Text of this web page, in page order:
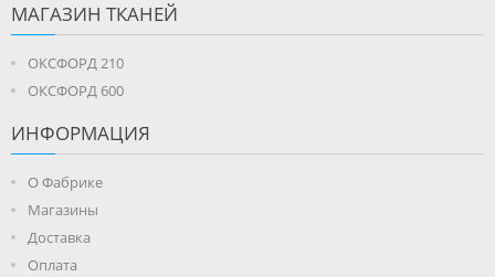
МАГАЗИН ТКАНЕЙ
ОКСФОРД 210
ОКСФОРД 600
ИНФОРМАЦИЯ
О Фабрике
Магазины
Доставка
Оплата